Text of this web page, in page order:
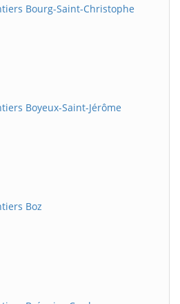
Bourg-Saint-Christophe
Boyeux-Saint-Jérôme
Boz